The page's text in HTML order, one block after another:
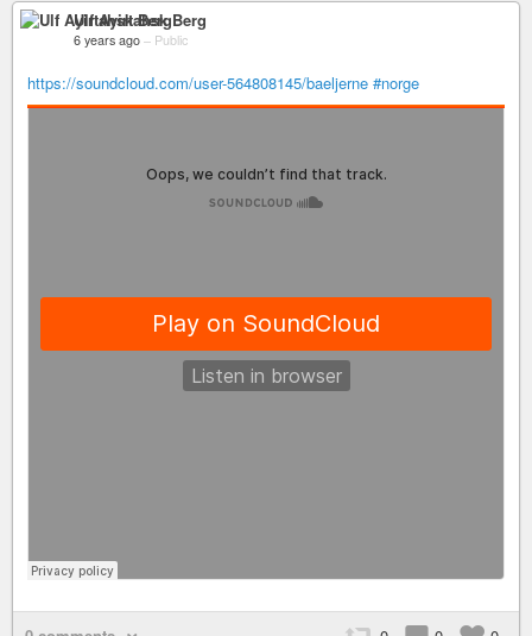
Ulf Ayirtahsk Berg
6 years ago – Public
https://soundcloud.com/user-564808145/baeljerne #norge